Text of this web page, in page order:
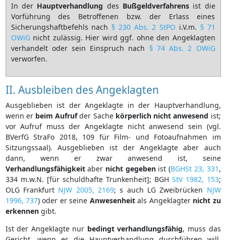
In der Hauptverhandlung des Bußgeldverfahrensist die
Vorführung des Betroffenen bzw. der Erlass eines
Sicherungshaftbefehls nach § 230 Abs. 2 StPO i.V.m. § 71
OWiGnicht zulässig. Hier wird ggf. ohne den Angeklagten
verhandelt oder sein Einspruch nach § 74 Abs. 2 OWiG
verworfen.
II. Ausbleiben des Angeklagten
Ausgeblieben ist der Angeklagte in der Hauptverhandlung,
wenn er beim Aufrufder Sache körperlich nicht anwesend ist;
vor Aufruf muss der Angeklagte nicht anwesend sein (vgl.
BVerfG StraFo 2018, 109 für Film- und Fotoaufnahmen im
Sitzungssaal). Ausgeblieben ist der Angeklagte aber auch
dann, wenn er zwar anwesend ist, seine
Verhandlungsfähigkeitaber nicht gegebenist (BGHSt 23, 331 ,
334 m.w.N. [für schuldhafte Trunkenheit]; BGH StV 1982, 153;
OLG Frankfurt NJW 2005, 2169; s auch LG Zweibrücken NJW
1996, 737) oder er seine Anwesenheitals Angeklagter nicht zu
erkennengibt.
Ist der Angeklagte nur bedingt verhandlungsfähig, muss das